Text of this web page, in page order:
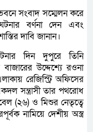
সংবাদ সম্মেলন করে
বর্ণনা দেন এবং
দাবি জানান।
দিন দুপুরে তিনি
উদ্দেশ্যে রওনা
রেজিস্ট্রি অফিসের
সন্ত্রাসী তার পথরোধ
(২৬) ও মিশুর নেতৃত্বে
নামিয়ে দেশীয় অস্ত্র